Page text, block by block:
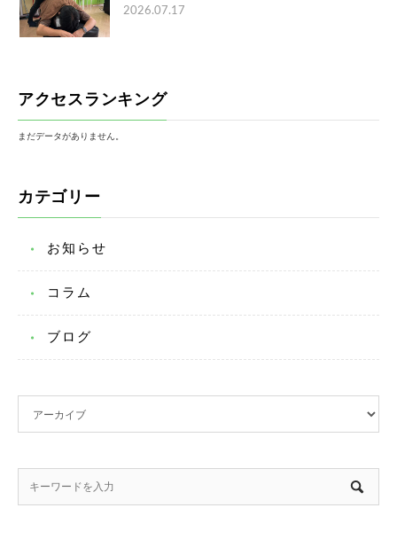
2026.07.17
アクセスランキング
まだデータがありません。
カテゴリー
お知らせ
コラム
ブログ